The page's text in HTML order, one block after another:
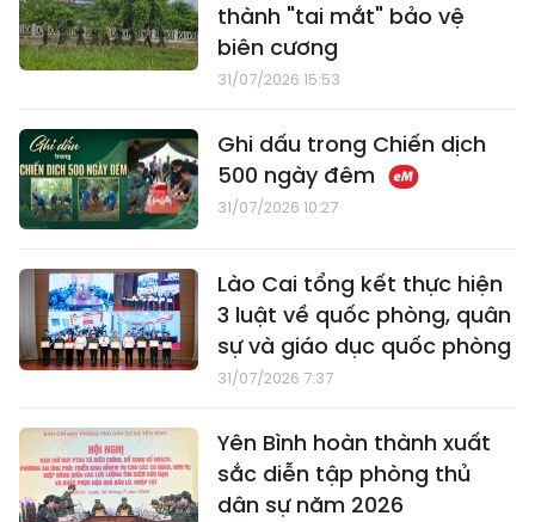
thành "tai mắt" bảo vệ
biên cương
31/07/2026 15:53
Ghi dấu trong Chiến dịch
500 ngày đêm
31/07/2026 10:27
Lào Cai tổng kết thực hiện
3 luật về quốc phòng, quân
sự và giáo dục quốc phòng
31/07/2026 7:37
Yên Bình hoàn thành xuất
sắc diễn tập phòng thủ
dân sự năm 2026